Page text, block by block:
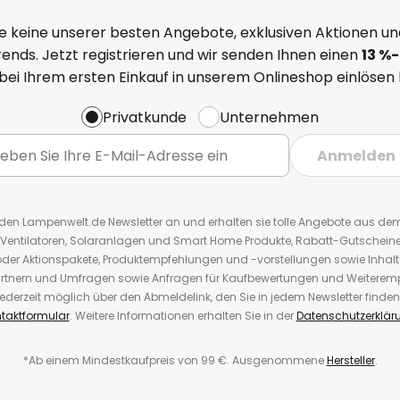
wird eine Bridge
Hue Bridge (siehe Zubehör).
die Philips Hue Bridge (siehe
vor Ort oder von
Möglichkeit zur
Apple HomeKit (Siri) und
b: Direkte Ansteuerung vor
Hue Bluetooth-App. Bei
innerhalb der
einer Bridge empfohlen.
keine unserer besten Angebote, exklusiven Aktionen
Jetzt registrieren und wir senden Ihnen einen13 %-
Ihrem ersten Einkauf in unserem Onlineshop einlösen
Privatkunde
Unternehmen
Anmelden
Lampenwelt.de Newsletter an und erhalten sie tolle Angebote aus
Solaranlagen und Smart Home Produkte, Rabatt-
Aktionspakete, Produktempfehlungen und -vorstellungen sowie
und Umfragen sowie Anfragen für Kaufbewertungen und
möglich über den Abmeldelink, den Sie in jedem Newsletter
. Weitere Informationen erhalten Sie in der
*Ab einem Mindestkaufpreis von 99 €. AusgenommeneHersteller.